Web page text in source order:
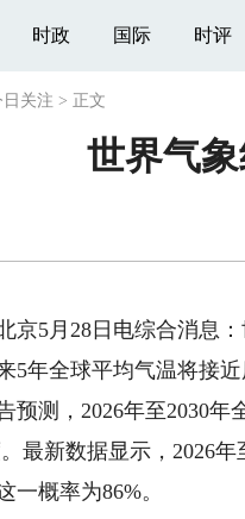
时政 国际 时评
日关注 > 正文
世界气
5月28日电综合消息：
5年全球平均气温将接
测，2026年至2030年
最新数据显示，2026
一概率为86%。